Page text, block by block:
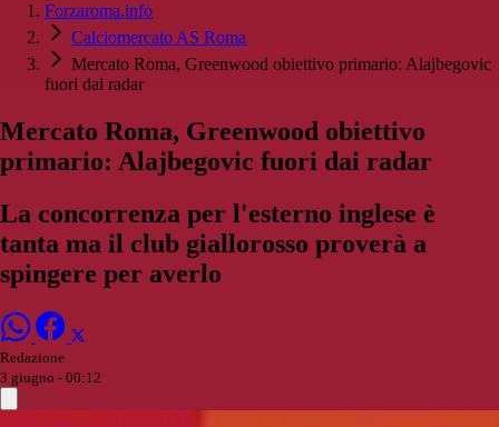
Forzaroma.info
Calciomercato AS Roma
Mercato Roma, Greenwood obiettivo primario: Alajbegovic
fuori dai radar
Mercato Roma, Greenwood obiettivo
primario: Alajbegovic fuori dai radar
La concorrenza per l'esterno inglese è
tanta ma il club giallorosso proverà a
spingere per averlo
Redazione
3 giugno - 00:12